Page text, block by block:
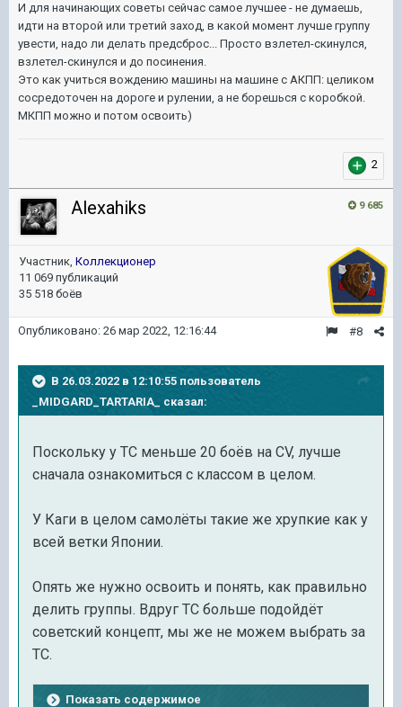
И для начинающих советы сейчас самое лучшее - не думаешь,
идти на второй или третий заход, в какой момент лучше группу
увести, надо ли делать предсброс... Просто взлетел-скинулся,
взлетел-скинулся и до посинения.
Это как учиться вождению машины на машине с АКПП: целиком
сосредоточен на дороге и рулении, а не борешься с коробкой.
МКПП можно и потом освоить)
2
9 685
Alexahiks
Участник, Коллекционер
11 069 публикаций
35 518 боёв
#8
Опубликовано: 26 мар 2022, 12:16:44
В 26.03.2022 в 12:10:55 пользователь
_MIDGARD_TARTARIA_ сказал:
Поскольку у ТС меньше 20 боёв на CV, лучше
сначала ознакомиться с классом в целом.
У Каги в целом самолёты такие же хрупкие как у
всей ветки Японии.
Опять же нужно освоить и понять, как правильно
делить группы. Вдруг ТС больше подойдёт
советский концепт, мы же не можем выбрать за
ТС.
Показать содержимое